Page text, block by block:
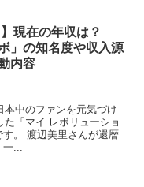
】現在の年収は？
」の知名度や収入源
内容
本中のファンを元気づけ
「マイ レボリューショ
。 渡辺美里さんが還暦
一...